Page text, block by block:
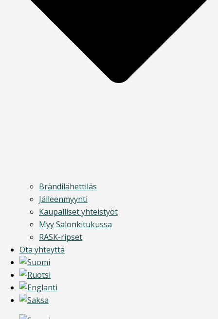
Brändilähettiläs
Jälleenmyynti
Kaupalliset yhteistyöt
Myy Salonkitukussa
RASK-ripset
Ota yhteyttä